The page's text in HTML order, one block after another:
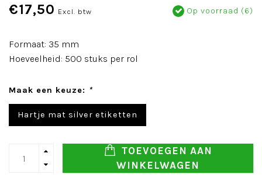
€17,50 Excl. btw Op voorraad (6)
Formaat: 35 mm
Hoeveelheid: 500 stuks per rol
Maak een keuze: *
Hartje mat silver etiketten
TOEVOEGEN AAN
WINKELWAGEN